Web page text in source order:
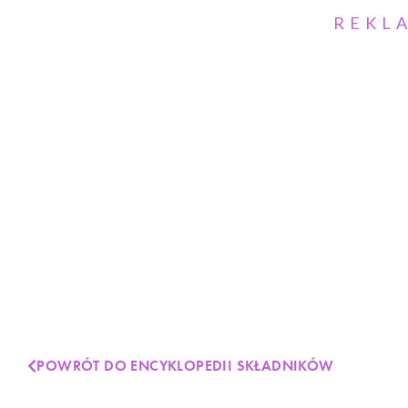
POWRÓT DO ENCYKLOPEDII SKŁADNIKÓW